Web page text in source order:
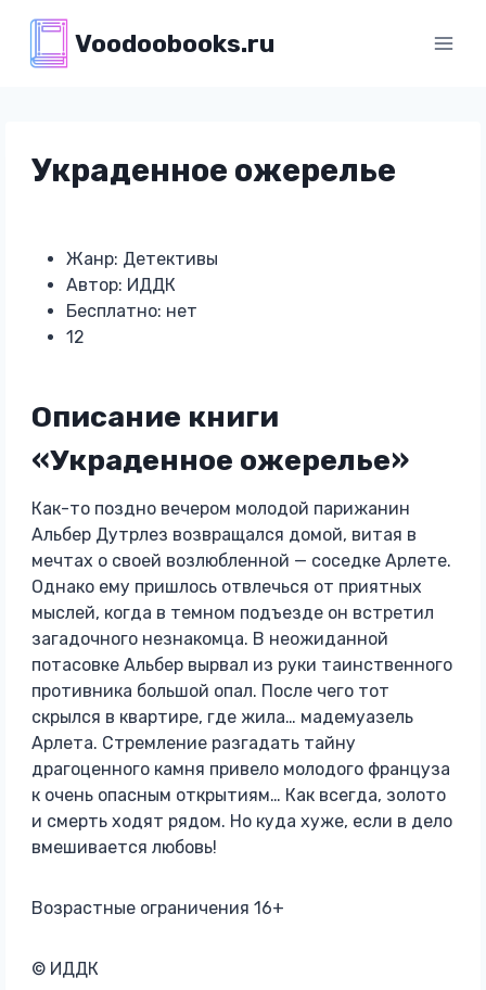
содержимому
Voodoobooks.ru
Украденное ожерелье
Жанр: Детективы
Автор: ИДДК
Бесплатно: нет
12
Описание книги
«Украденное ожерелье»
Как-то поздно вечером молодой парижанин
Альбер Дутрлез возвращался домой, витая в
мечтах о своей возлюбленной — соседке Арлете.
Однако ему пришлось отвлечься от приятных
мыслей, когда в темном подъезде он встретил
загадочного незнакомца. В неожиданной
потасовке Альбер вырвал из руки таинственного
противника большой опал. После чего тот
скрылся в квартире, где жила… мадемуазель
Арлета. Стремление разгадать тайну
драгоценного камня привело молодого француза
к очень опасным открытиям… Как всегда, золото
и смерть ходят рядом. Но куда хуже, если в дело
вмешивается любовь!
Возрастные ограничения 16+
© ИДДК